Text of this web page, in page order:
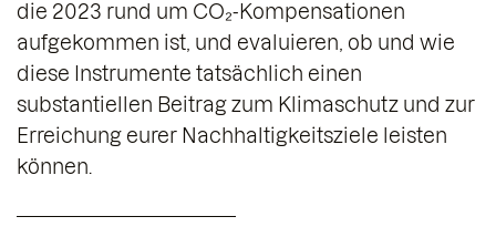
die 2023 rund um CO₂-Kompensationen
aufgekommen ist, und evaluieren, ob und wie
diese Instrumente tatsächlich einen
substantiellen Beitrag zum Klimaschutz und zur
Erreichung eurer Nachhaltigkeitsziele leisten
können.